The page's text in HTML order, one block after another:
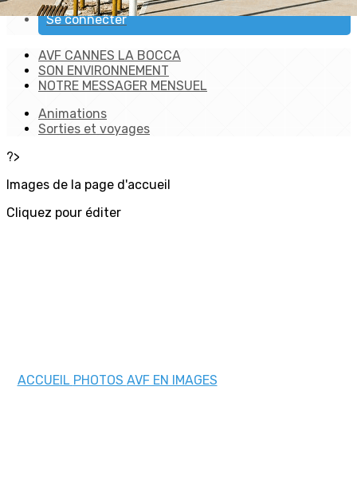
Se connecter
AVF CANNES LA BOCCA
SON ENVIRONNEMENT
NOTRE MESSAGER MENSUEL
Animations
Sorties et voyages
?>
Images de la page d'accueil
Cliquez pour éditer
ACCUEIL PHOTOS AVF EN IMAGES